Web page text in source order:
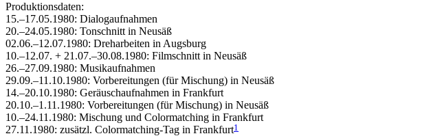
Produktionsdaten:
15.–17.05.1980: Dialogaufnahmen
20.–24.05.1980: Tonschnitt in Neusäß
02.06.–12.07.1980: Dreharbeiten in Augsburg
10.–12.07. + 21.07.–30.08.1980: Filmschnitt in Neusäß
26.–27.09.1980: Musikaufnahmen
29.09.–11.10.1980: Vorbereitungen (für Mischung) in Neusäß
14.–20.10.1980: Geräuschaufnahmen in Frankfurt
20.10.–1.11.1980: Vorbereitungen (für Mischung) in Neusäß
10.–24.11.1980: Mischung und Colormatching in Frankfurt
27.11.1980: zusätzl. Colormatching-Tag in Frankfurt1